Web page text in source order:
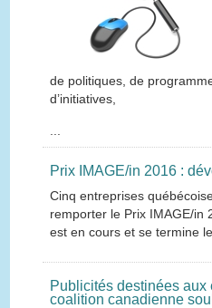
de politiques, de
d’initiatives,
Prix IMAGE/in 2016 :
Cinq entreprises
remporter le Prix IMAGE/in
est en cours et se termine
Publicités destinées
coalition canadienne